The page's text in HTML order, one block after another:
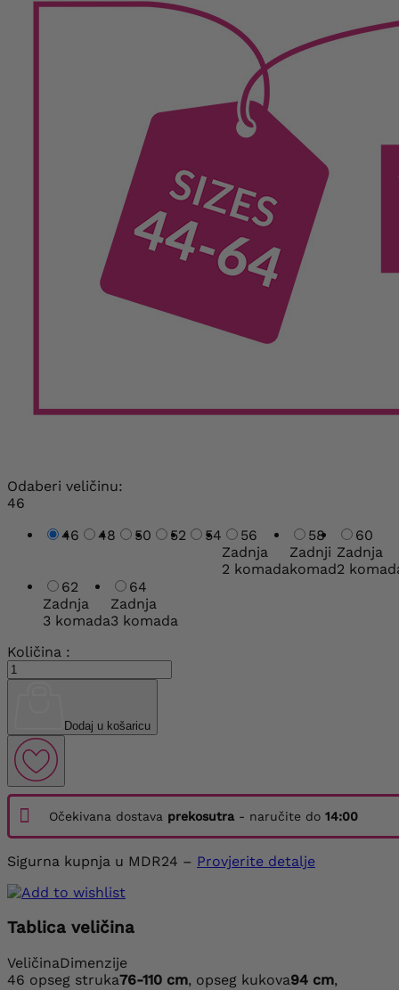
Odaberi veličinu:
46
46
48 50 52 54
56
Zadnja
2 komada
58
Zadnji
komad
60
Zadnja
2
62
Zadnja
3 komada
64
Zadnja
3 komada
Količina :
Dodaj u košaricu
Očekivana dostava prekosutra - naručite do 14:00
Sigurna kupnja u MDR24 – Provjerite detalje
Tablica veličina
VeličinaDimenzije
46 opseg struka76-110 cm, opseg kukova94 cm,